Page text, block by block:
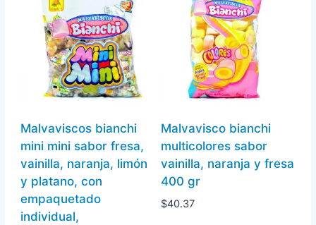
Malvaviscos bianchi
mini mini sabor fresa,
vainilla, naranja, limón
y platano, con
empaquetado
individual,
Malvavisco bianchi
multicolores sabor
vainilla, naranja y fresa
400 gr
$40.37